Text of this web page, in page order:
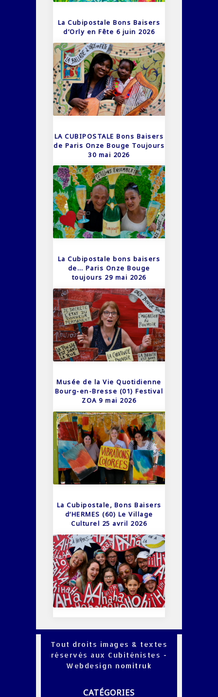
La Cubipostale Bons Baisers
d’Orly en Fête 6 juin 2026
LA CUBIPOSTALE Bons Baisers
de Paris Onze Bouge Toujours
30 mai 2026
La Cubipostale bons baisers
de… Paris Onze Bouge
toujours 29 mai 2026
Musée de la Vie Quotidienne
Bourg-en-Bresse (01) Festival
ZOA 9 mai 2026
La Cubipostale, Bons Baisers
d’HERMES (60) Le Village
Culturel 25 avril 2026
Tout droits images & textes
réservés aux Cubiténistes -
Webdesign nomitruk
CATÉGORIES